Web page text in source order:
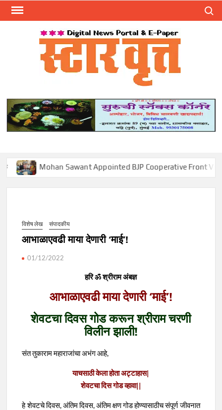
Skip
Sawant Appointed BJP Cooperative Front Vice President
विशेष लेख संपादकीय
आभाळाएवढी माया देणारी ‘माई’!
01/12/2022
हरि ॐ श्रीराम अंबज्ञ
आभाळाएवढी माया देणारी ‘माई’!
शेवटचा दिवस गोड करून श्रीराम चरणी
विलीन झाली!
संत तुकाराम महाराजांचा अभंग आहे,
याचसाठी केला होता अट्टाहास|
शेवटचा दिस गोड व्हावा||
हे शेवटचे दिवस, अंतिम दिवस, अंतिम क्षण गोड होण्यासाठीच संपूर्ण जीवनात